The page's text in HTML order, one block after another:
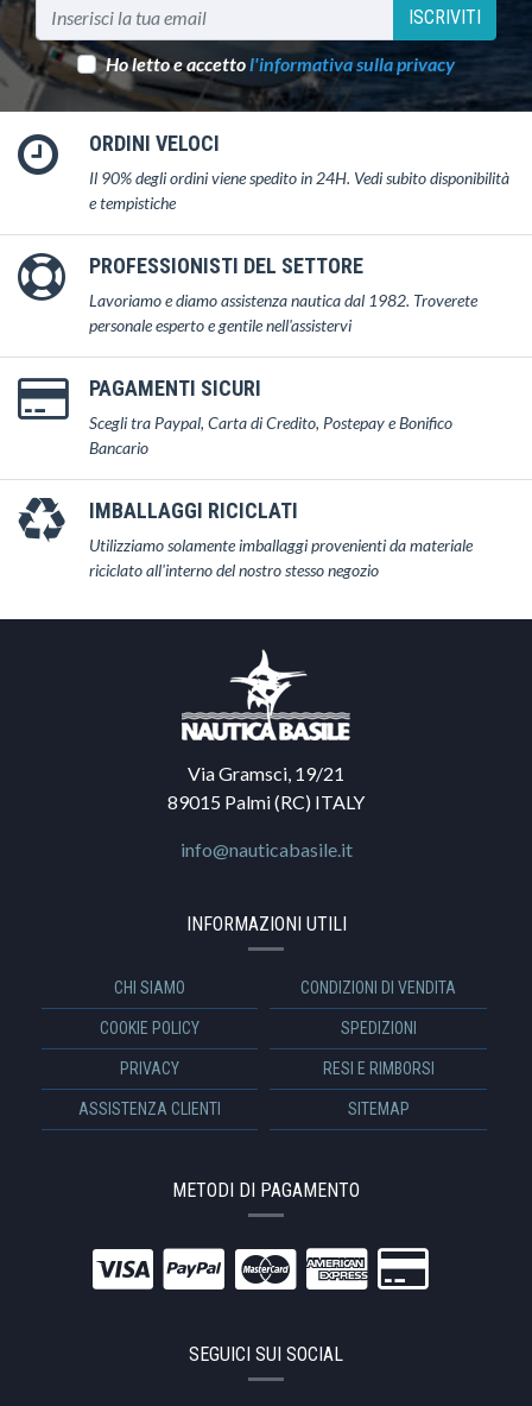
ISCRIVITI
Ho letto e accettol'informativa sulla privacy
ORDINI VELOCI
Il 90% degli ordini viene spedito in 24H. Vedi subito disponibilità
e tempistiche
PROFESSIONISTI DEL SETTORE
Lavoriamo e diamo assistenza nautica dal 1982. Troverete
personale esperto e gentile nell'assistervi
PAGAMENTI SICURI
Scegli tra Paypal, Carta di Credito, Postepay e Bonifico
Bancario
IMBALLAGGI RICICLATI
Utilizziamo solamente imballaggi provenienti da materiale
riciclato all'interno del nostro stesso negozio
Via Gramsci, 19/21
89015 Palmi (RC) ITALY
info@nauticabasile.it
INFORMAZIONI UTILI
CHI SIAMO CONDIZIONI DI VENDITA
COOKIE POLICY SPEDIZIONI
PRIVACY RESI E RIMBORSI
ASSISTENZA CLIENTI SITEMAP
METODI DI PAGAMENTO
SEGUICI SUI SOCIAL